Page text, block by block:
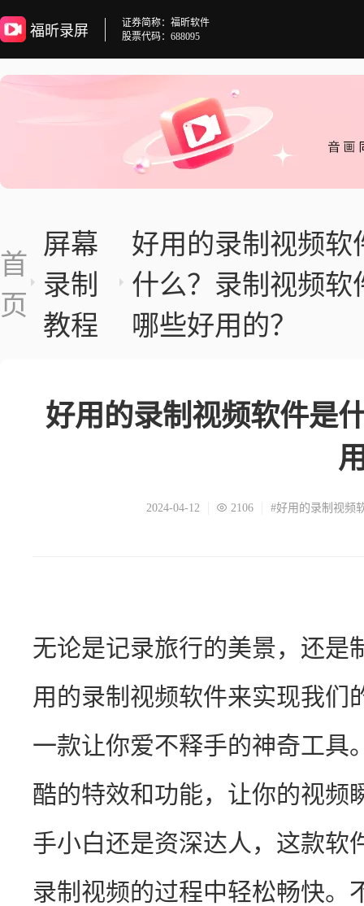
福昕录屏
证券简称：福昕软件
股票代码：688095
首
页
屏幕
录制
教程
好用的录制视频软
什么？录制视频软
哪些好用的？
好用的录制视频软件是
2024-04-12 2106 #好用的录制视频
无论是记录旅行的美景，还是
用的录制视频软件来实现我们
一款让你爱不释手的神奇工具
酷的特效和功能，让你的视频
手小白还是资深达人，这款软
录制视频的过程中轻松畅快。